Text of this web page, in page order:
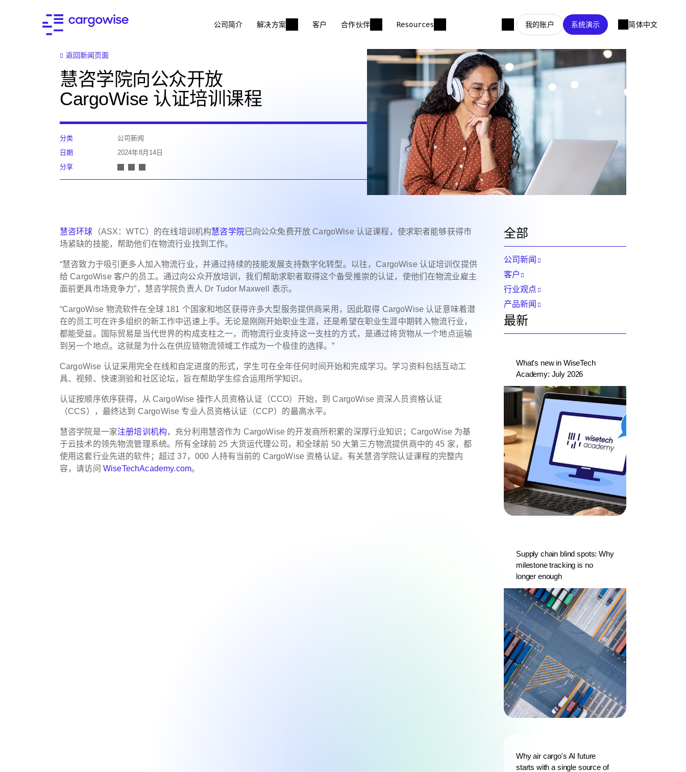
公司简介 解决方案 客户 合作伙伴 Resources 我的账户 系统演示 简体中文
返回新闻页面
慧咨学院向公众开放
CargoWise 认证培训课程
分类
公司新闻
日期
2024年8月14日
分享
慧咨环球 （ASX：WTC）的在线培训机构慧咨学院已向公众免费开放 CargoWise 认证课程，使求职者能够获得市
场紧缺的技能，帮助他们在物流行业找到工作。
“慧咨致力于吸引更多人加入物流行业，并通过持续的技能发展支持数字化转型。以往，CargoWise 认证培训仅提供
给 CargoWise 客户的员工。通过向公众开放培训，我们帮助求职者取得这个备受推崇的认证，使他们在物流业雇主
面前更具市场竞争力”，慧咨学院负责人 Dr Tudor Maxwell 表示。
“CargoWise 物流软件在全球 181 个国家和地区获得许多大型服务提供商采用，因此取得 CargoWise 认证意味着潜
在的员工可在许多组织的新工作中迅速上手。无论是刚刚开始职业生涯，还是希望在职业生涯中期转入物流行业，
都能受益。国际贸易是当代世界的构成支柱之一，而物流行业支持这一支柱的方式，是通过将货物从一个地点运输
到另一个地点。这就是为什么在供应链物流领域工作成为一个极佳的选择。”
CargoWise 认证采用完全在线和自定进度的形式，学生可在全年任何时间开始和完成学习。学习资料包括互动工
具、视频、快速测验和社区论坛，旨在帮助学生综合运用所学知识。
认证按顺序依序获得，从 CargoWise 操作人员资格认证（CCO）开始，到 CargoWise 资深人员资格认证
（CCS），最终达到 CargoWise 专业人员资格认证（CCP）的最高水平。
慧咨学院是一家注册培训机构 ，充分利用慧咨作为 CargoWise 的开发商所积累的深厚行业知识；CargoWise 为基
于云技术的领先物流管理系统。所有全球前 25 大货运代理公司，和全球前 50 大第三方物流提供商中的 45 家，都
使用这套行业先进的软件；超过 37，000 人持有当前的 CargoWise 资格认证。有关慧咨学院认证课程的完整内
容，请访问 WiseTechAcademy.com。
全部
公司新闻
客户
行业观点
产品新闻
最新
What's new in WiseTech
Academy: July 2026
Supply chain blind spots: Why
milestone tracking is no
longer enough
Why air cargo's AI future
starts with a single source of